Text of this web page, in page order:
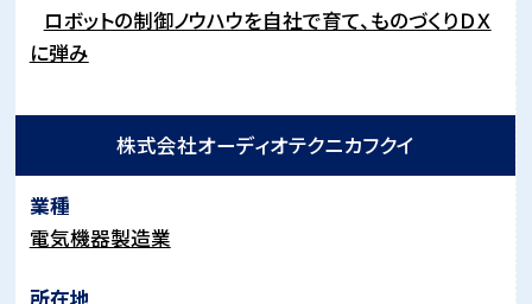
ロボットの制御ノウハウを自社で育て、ものづくりＤＸ
に弾み
株式会社オーディオテクニカフクイ
電気機器製造業